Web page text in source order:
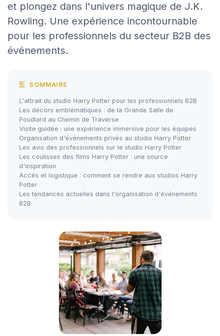
et plongez dans l'univers magique de J.K.
Rowling. Une expérience incontournable
pour les professionnels du secteur B2B des
événements.
SOMMAIRE
L'attrait du studio Harry Potter pour les professionnels B2B
Les décors emblématiques : de la Grande Salle de
Poudlard au Chemin de Traverse
Visite guidée : une expérience immersive pour les équipes
Organisation d'événements privés au studio Harry Potter
Les avis des professionnels sur le studio Harry Potter
Les coulisses des films Harry Potter : une source
d'inspiration
Accès et logistique : comment se rendre aux studios Harry
Potter
Les tendances actuelles dans l'organisation d'événements
B2B